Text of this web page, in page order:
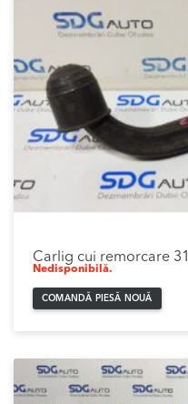
Carlig cui remorcare
Nedisponibilă.
COMANDĂ PIESĂ NOUĂ